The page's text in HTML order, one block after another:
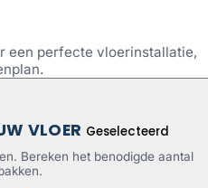
een perfecte vloerinstallatie,
VLOER Geselecteerd
Bereken het benodigde aantal